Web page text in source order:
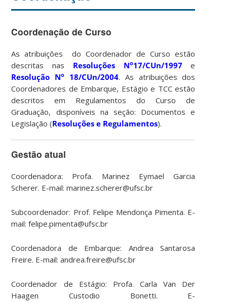
Coordenação de Curso
As atribuições do Coordenador de Curso estão
descritas nas Resoluções No17/CUn/1997e
Resolução No 18/CUn/2004. As atribuições dos
Coordenadores de Embarque, Estágio e TCC estão
descritos em Regulamentos do Curso de
Graduação, disponíveis na seção: Documentos e
Legislação (Resoluções e Regulamentos).
Gestão atual
Coordenadora: Profa. Marinez Eymael Garcia
Scherer. E-mail: marinez.scherer@ufsc.br
Subcoordenador: Prof. Felipe Mendonça Pimenta. E-
mail: felipe.pimenta@ufsc.br
Coordenadora de Embarque: Andrea Santarosa
Freire. E-mail: andrea.freire@ufsc.br
Coordenador de Estágio: Profa. Carla Van Der
Haagen Custodio Bonetti. E-